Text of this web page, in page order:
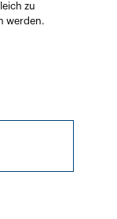
zu
werden.